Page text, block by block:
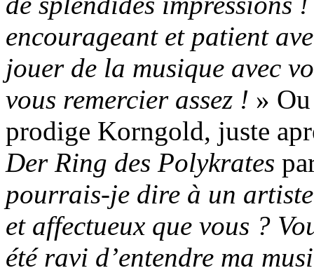
encourageant et patient
jouer de la musique avec
vous remercier assez ! »
prodige Korngold, juste
Der Ring des Polykrates
pourrais-je dire à un
et affectueux que vous ?
été ravi d’entendre ma